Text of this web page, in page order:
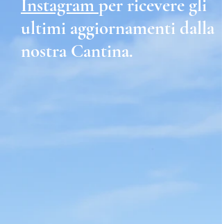
Instagramper ricevere gli
ultimi aggiornamenti dalla
nostra Cantina.